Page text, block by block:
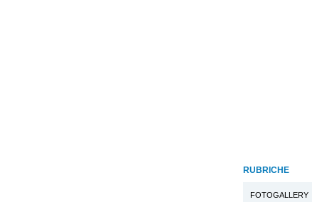
RUBRICHE
FOTOGALLERY